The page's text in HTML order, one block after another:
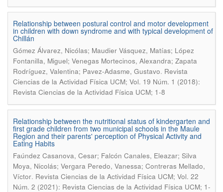
Relationship between postural control and motor development
in children with down syndrome and with typical development of
Chillán
Gómez Álvarez, Nicólas; Maudier Vásquez, Matías; López
Fontanilla, Miguel; Venegas Mortecinos, Alexandra; Zapata
Rodríguez, Valentina; Pavez-Adasme, Gustavo. Revista
Ciencias de la Actividad Física UCM; Vol. 19 Núm. 1 (2018):
Revista Ciencias de la Actividad Física UCM; 1-8
Relationship between the nutritional status of kindergarten and
first grade children from two municipal schools in the Maule
Region and their parents' perception of Physical Activity and
Eating Habits
Faúndez Casanova, Cesar; Falcón Canales, Eleazar; Silva
Moya, Nicolás; Vergara Peredo, Vanessa; Contreras Mellado,
Víctor. Revista Ciencias de la Actividad Física UCM; Vol. 22
Núm. 2 (2021): Revista Ciencias de la Actividad Física UCM; 1-